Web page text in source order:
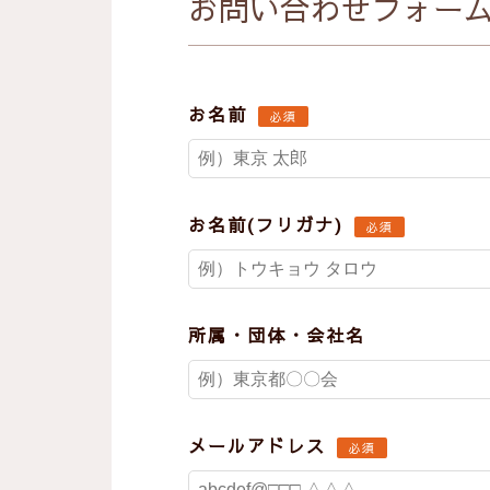
お名前 必須
お名前(フリガナ) 必須
所属・団体・会社名
メールアドレス 必須